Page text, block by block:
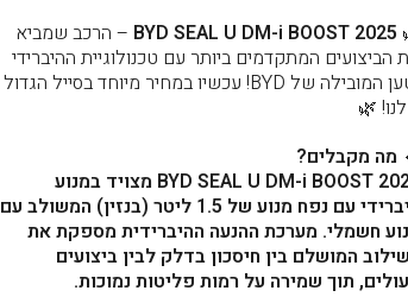
BYD SEAL U DM-i BOOST 2025 – הרכב שמביא
הביצועים המתקדמים ביותר עם טכנולוגיית ההיברידי
נטען המובילה של BYD! עכשיו במחיר מיוחד בסייל הגדול
🌿
מה מקבלים?
BYD SEAL U DM-i BOOST 2025 מצויד במנוע
היברידי עם נפח מנוע של 1.5 ליטר (בנזין) המשולב עם
חשמלי. מערכת ההנעה ההיברידית מספקת את
המושלם בין חיסכון בדלק לבין ביצועים
תוך שמירה על רמות פליטות נמוכות.